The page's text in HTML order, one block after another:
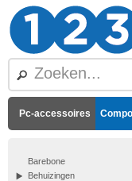
Pc-accessoires
Barebone
Behuizingen